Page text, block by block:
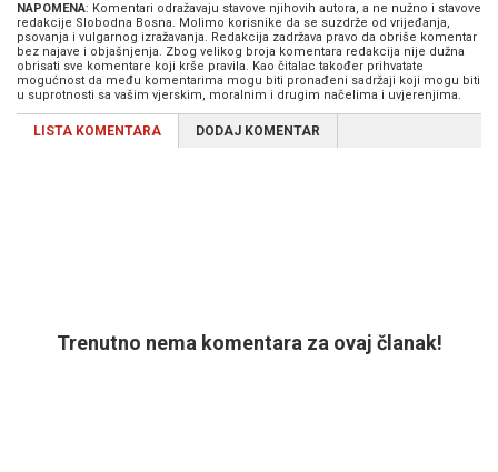
NAPOMENA: Komentari odražavaju stavove njihovih autora, a ne nužno i stavove
redakcije Slobodna Bosna. Molimo korisnike da se suzdrže od vrijeđanja,
psovanja i vulgarnog izražavanja. Redakcija zadržava pravo da obriše komentar
bez najave i objašnjenja. Zbog velikog broja komentara redakcija nije dužna
obrisati sve komentare koji krše pravila. Kao čitalac također prihvatate
mogućnost da među komentarima mogu biti pronađeni sadržaji koji mogu biti
u suprotnosti sa vašim vjerskim, moralnim i drugim načelima i uvjerenjima.
LISTA KOMENTARA DODAJ KOMENTAR
Trenutno nema komentara za ovaj članak!